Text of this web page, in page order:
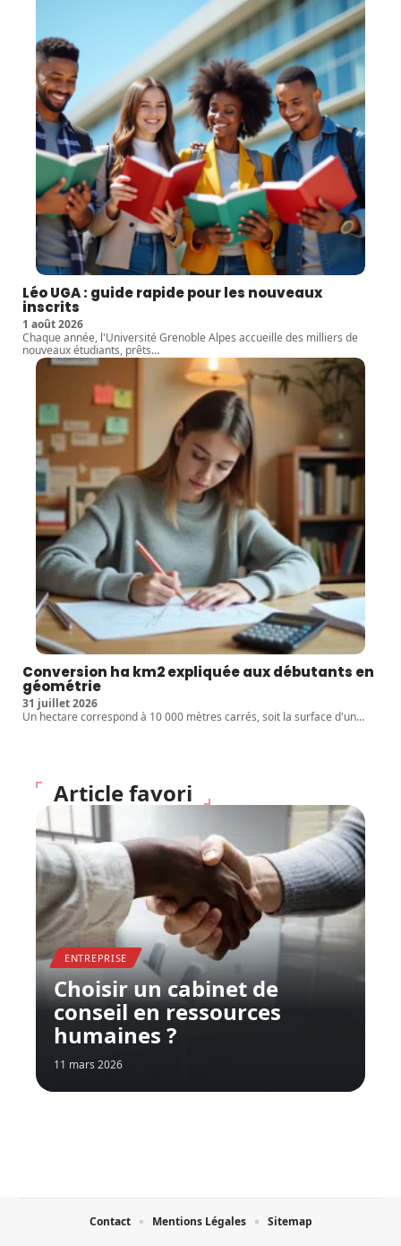
Léo UGA : guide rapide pour les nouveaux
inscrits
1 août 2026
Chaque année, l'Université Grenoble Alpes accueille des milliers de
nouveaux étudiants, prêts…
Conversion ha km2 expliquée aux débutants en
géométrie
31 juillet 2026
Un hectare correspond à 10 000 mètres carrés, soit la surface d'un…
Article favori
ENTREPRISE
Choisir un cabinet de
conseil en ressources
humaines ?
11 mars 2026
Contact Mentions Légales Sitemap